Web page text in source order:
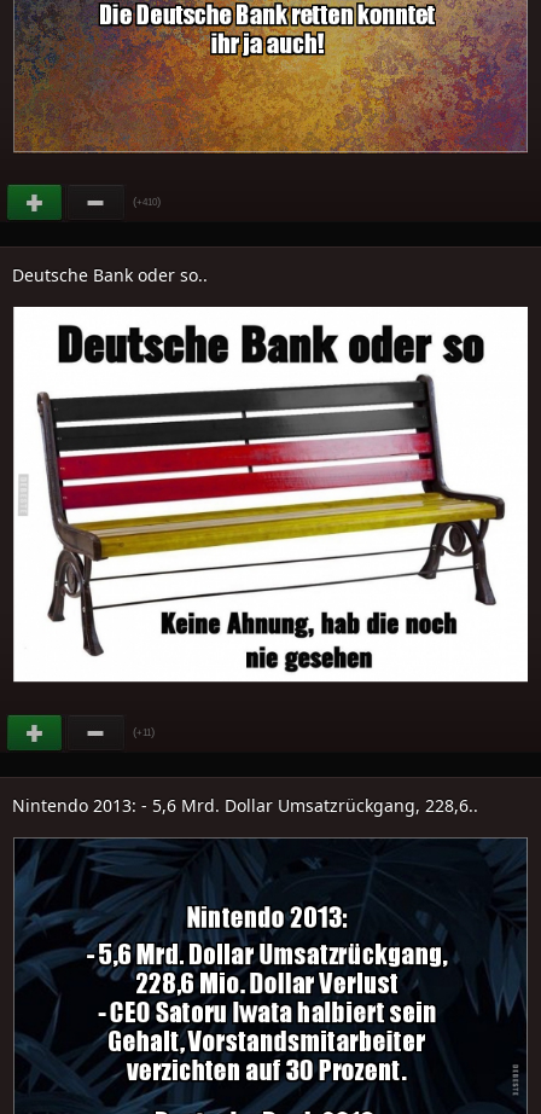
(+410)
Deutsche Bank oder so..
(+11)
Nintendo 2013: - 5,6 Mrd. Dollar Umsatzrückgang, 228,6..